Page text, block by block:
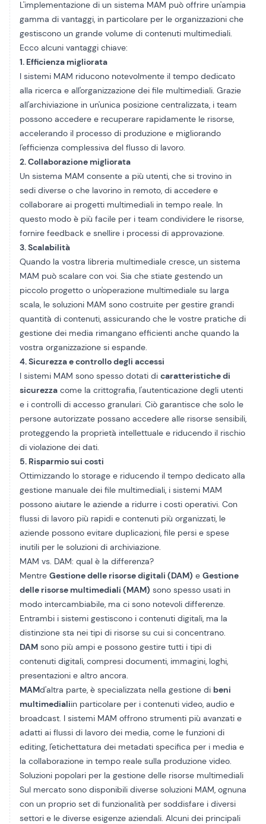
L'implementazione di un sistema MAM può offrire un'ampia
gamma di vantaggi, in particolare per le organizzazioni che
gestiscono un grande volume di contenuti multimediali.
Ecco alcuni vantaggi chiave:
1. Efficienza migliorata
I sistemi MAM riducono notevolmente il tempo dedicato
alla ricerca e all'organizzazione dei file multimediali. Grazie
all'archiviazione in un'unica posizione centralizzata, i team
possono accedere e recuperare rapidamente le risorse,
accelerando il processo di produzione e migliorando
l'efficienza complessiva del flusso di lavoro.
2. Collaborazione migliorata
Un sistema MAM consente a più utenti, che si trovino in
sedi diverse o che lavorino in remoto, di accedere e
collaborare ai progetti multimediali in tempo reale. In
questo modo è più facile per i team condividere le risorse,
fornire feedback e snellire i processi di approvazione.
3. Scalabilità
Quando la vostra libreria multimediale cresce, un sistema
MAM può scalare con voi. Sia che stiate gestendo un
piccolo progetto o un'operazione multimediale su larga
scala, le soluzioni MAM sono costruite per gestire grandi
quantità di contenuti, assicurando che le vostre pratiche di
gestione dei media rimangano efficienti anche quando la
vostra organizzazione si espande.
4. Sicurezza e controllo degli accessi
I sistemi MAM sono spesso dotati di caratteristiche di
sicurezza come la crittografia, l'autenticazione degli utenti
e i controlli di accesso granulari. Ciò garantisce che solo le
persone autorizzate possano accedere alle risorse sensibili,
proteggendo la proprietà intellettuale e riducendo il rischio
di violazione dei dati.
5. Risparmio sui costi
Ottimizzando lo storage e riducendo il tempo dedicato alla
gestione manuale dei file multimediali, i sistemi MAM
possono aiutare le aziende a ridurre i costi operativi. Con
flussi di lavoro più rapidi e contenuti più organizzati, le
aziende possono evitare duplicazioni, file persi e spese
inutili per le soluzioni di archiviazione.
MAM vs. DAM: qual è la differenza?
Mentre Gestione delle risorse digitali (DAM) e Gestione
delle risorse multimediali (MAM) sono spesso usati in
modo intercambiabile, ma ci sono notevoli differenze.
Entrambi i sistemi gestiscono i contenuti digitali, ma la
distinzione sta nei tipi di risorse su cui si concentrano.
DAM sono più ampi e possono gestire tutti i tipi di
contenuti digitali, compresi documenti, immagini, loghi,
presentazioni e altro ancora.
MAMd'altra parte, è specializzata nella gestione di beni
multimedialiin particolare per i contenuti video, audio e
broadcast. I sistemi MAM offrono strumenti più avanzati e
adatti ai flussi di lavoro dei media, come le funzioni di
editing, l'etichettatura dei metadati specifica per i media e
la collaborazione in tempo reale sulla produzione video.
Soluzioni popolari per la gestione delle risorse multimediali
Sul mercato sono disponibili diverse soluzioni MAM, ognuna
con un proprio set di funzionalità per soddisfare i diversi
settori e le diverse esigenze aziendali. Alcuni dei principali